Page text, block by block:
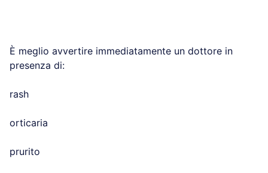
È meglio avvertire immediatamente un dottore in
presenza di:
rash
orticaria
prurito